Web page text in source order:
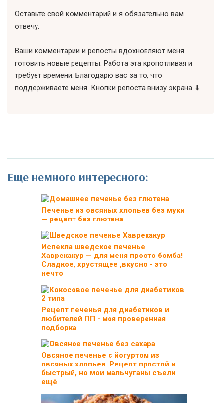
Оставьте свой комментарий и я обязательно вам
отвечу.
Ваши комментарии и репосты вдохновляют меня
готовить новые рецепты. Работа эта кропотливая и
требует времени. Благодарю вас за то, что
поддерживаете меня. Кнопки репоста внизу экрана ⬇
Еще немного интересного:
Печенье из овсяных хлопьев без муки
— рецепт без глютена
Испекла шведское печенье
Хаврекакур — для меня просто бомба!
Сладкое, хрустящее ,вкусно - это
нечто
Рецепт печенья для диабетиков и
любителей ПП - моя проверенная
подборка
Овсяное печенье с йогуртом из
овсяных хлопьев. Рецепт простой и
быстрый, но мои мальчуганы съели
ещё